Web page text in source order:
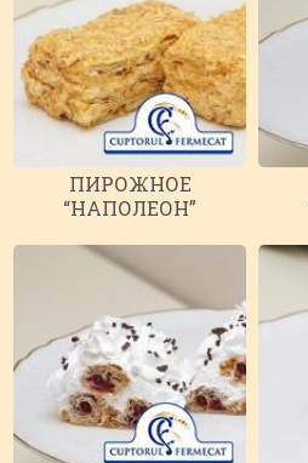
ПИРОЖНОЕ
“НАПОЛЕОН”